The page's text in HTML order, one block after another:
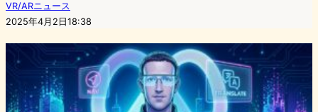
VR/ARニュース
2025年4月2日18:38